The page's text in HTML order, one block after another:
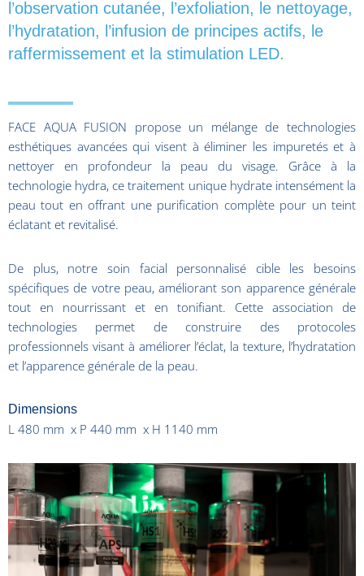
l’observation cutanée, l’exfoliation, le nettoyage,
l’hydratation, l’infusion de principes actifs, le
raffermissement et la stimulation LED.
FACE AQUA FUSION propose un mélange de technologies
esthétiques avancées qui visent à éliminer les impuretés et à
nettoyer en profondeur la peau du visage. Grâce à la
technologie hydra, ce traitement unique hydrate intensément la
peau tout en offrant une purification complète pour un teint
éclatant et revitalisé.
De plus, notre soin facial personnalisé cible les besoins
spécifiques de votre peau, améliorant son apparence générale
tout en nourrissant et en tonifiant. Cette association de
technologies permet de construire des protocoles
professionnels visant à améliorer l’éclat, la texture, l’hydratation
et l’apparence générale de la peau.
Dimensions
L 480 mm x P 440 mm x H 1140 mm